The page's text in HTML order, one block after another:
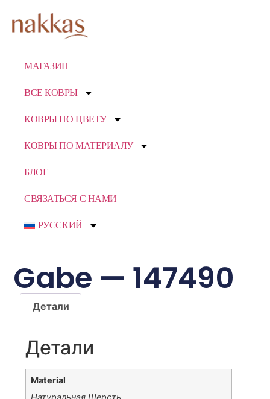
МАГАЗИН
ВСЕ КОВРЫ
КОВРЫ ПО ЦВЕТУ
КОВРЫ ПО МАТЕРИАЛУ
БЛОГ
СВЯЗАТЬСЯ С НАМИ
РУССКИЙ
Gabe — 147490
Детали
Детали
Material
Натуральная Шерсть